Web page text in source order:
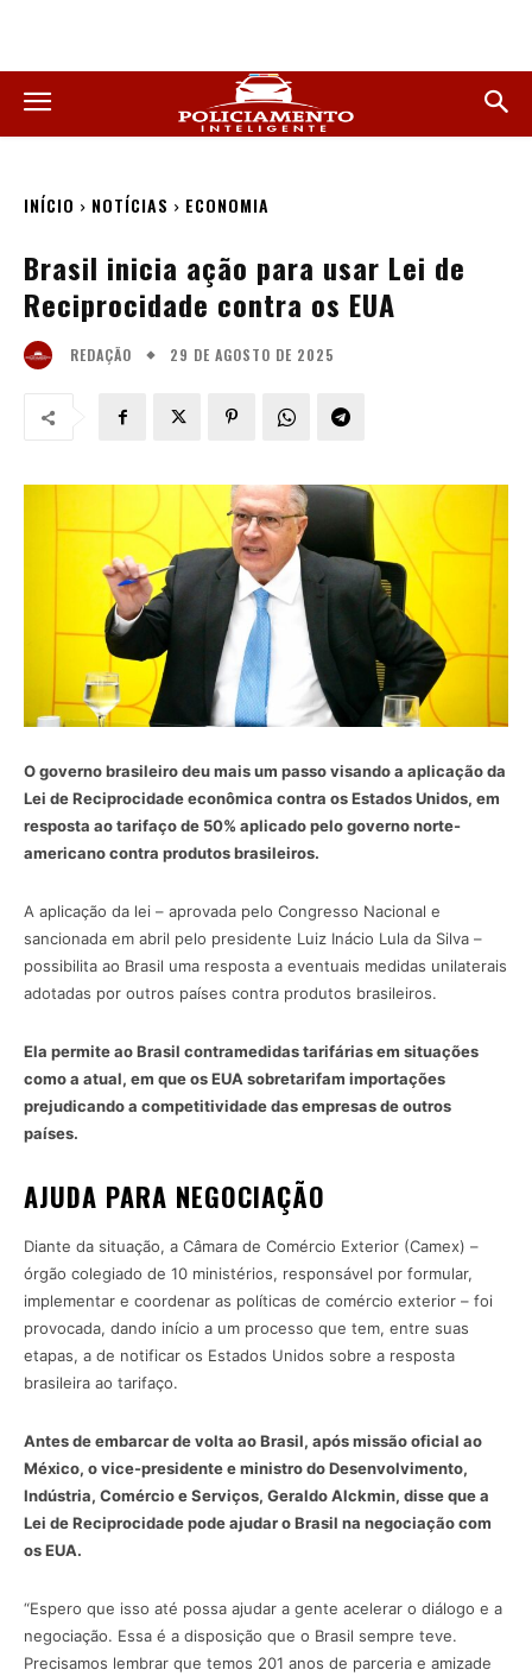
INÍCIO NOTÍCIAS ECONOMIA
Brasil inicia ação para usar Lei de
Reciprocidade contra os EUA
REDAÇÃO 29 DE AGOSTO DE 2025
O governo brasileiro deu mais um passo visando a aplicação da
Lei de Reciprocidade econômica contra os Estados Unidos, em
resposta ao tarifaço de 50% aplicado pelo governo norte-
americano contra produtos brasileiros.
A aplicação da lei – aprovada pelo Congresso Nacional e
sancionada em abril pelo presidente Luiz Inácio Lula da Silva –
possibilita ao Brasil uma resposta a eventuais medidas unilaterais
adotadas por outros países contra produtos brasileiros.
Ela permite ao Brasil contramedidas tarifárias em situações
como a atual, em que os EUA sobretarifam importações
prejudicando a competitividade das empresas de outros
países.
AJUDA PARA NEGOCIAÇÃO
Diante da situação, a Câmara de Comércio Exterior (Camex) –
órgão colegiado de 10 ministérios, responsável por formular,
implementar e coordenar as políticas de comércio exterior – foi
provocada, dando início a um processo que tem, entre suas
etapas, a de notificar os Estados Unidos sobre a resposta
brasileira ao tarifaço.
Antes de embarcar de volta ao Brasil, após missão oficial ao
México, o vice-presidente e ministro do Desenvolvimento,
Indústria, Comércio e Serviços, Geraldo Alckmin, disse que a
Lei de Reciprocidade pode ajudar o Brasil na negociação com
os EUA.
“Espero que isso até possa ajudar a gente acelerar o diálogo e a
negociação. Essa é a disposição que o Brasil sempre teve.
Precisamos lembrar que temos 201 anos de parceria e amizade